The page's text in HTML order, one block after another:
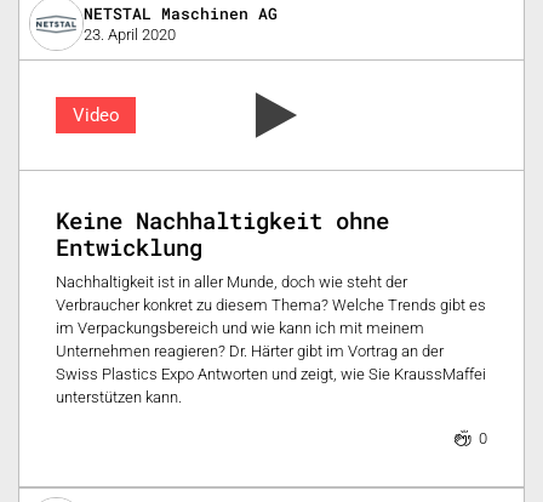
NETSTAL Maschinen AG
23. April 2020
Video
Keine Nachhaltigkeit ohne
Entwicklung
Nachhaltigkeit ist in aller Munde, doch wie steht der
Verbraucher konkret zu diesem Thema? Welche Trends gibt es
im Verpackungsbereich und wie kann ich mit meinem
Unternehmen reagieren? Dr. Härter gibt im Vortrag an der
Swiss Plastics Expo Antworten und zeigt, wie Sie KraussMaffei
unterstützen kann.
0